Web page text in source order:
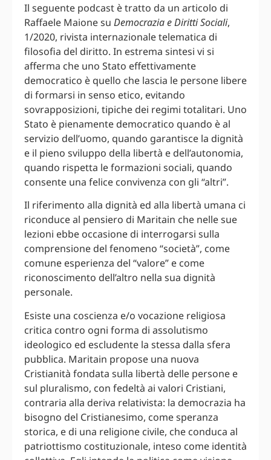
Il seguente podcast è tratto da un articolo di
Raffaele Maione su Democrazia e Diritti Sociali,
1/2020, rivista internazionale telematica di
filosofia del diritto. In estrema sintesi vi si
afferma che uno Stato effettivamente
democratico è quello che lascia le persone libere
di formarsi in senso etico, evitando
sovrapposizioni, tipiche dei regimi totalitari. Uno
Stato è pienamente democratico quando è al
servizio dell’uomo, quando garantisce la dignità
e il pieno sviluppo della libertà e dell’autonomia,
quando rispetta le formazioni sociali, quando
consente una felice convivenza con gli “altri”.
Il riferimento alla dignità ed alla libertà umana ci
riconduce al pensiero di Maritain che nelle sue
lezioni ebbe occasione di interrogarsi sulla
comprensione del fenomeno “società”, come
comune esperienza del “valore” e come
riconoscimento dell’altro nella sua dignità
personale.
Esiste una coscienza e/o vocazione religiosa
critica contro ogni forma di assolutismo
ideologico ed escludente la stessa dalla sfera
pubblica. Maritain propose una nuova
Cristianità fondata sulla libertà delle persone e
sul pluralismo, con fedeltà ai valori Cristiani,
contraria alla deriva relativista: la democrazia ha
bisogno del Cristianesimo, come speranza
storica, e di una religione civile, che conduca al
patriottismo costituzionale, inteso come identità